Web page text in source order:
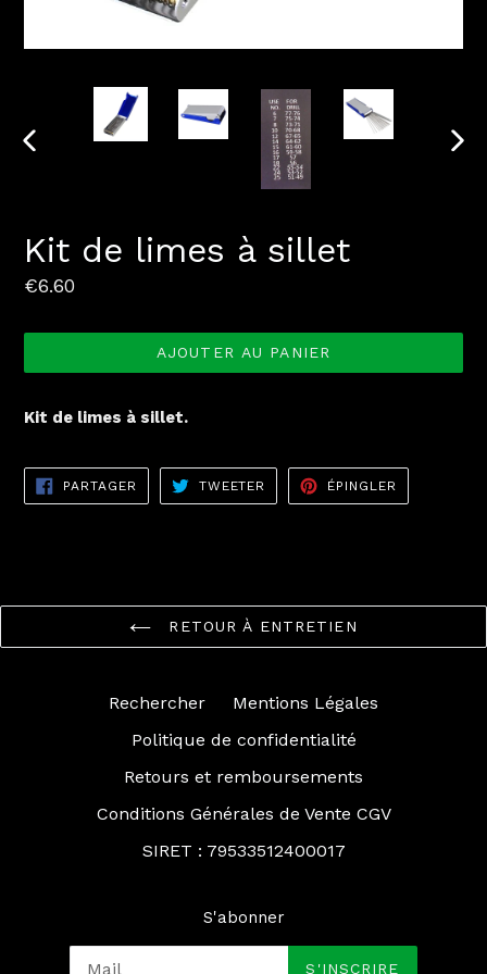
Kit de limes à sillet
Prix
€6.60
AJOUTER AU PANIER
Kit de limes à sillet.
PARTAGER PARTAGER
FACEBOOK
TWEETER TWEETER
TWITTER
ÉPINGLER
PINTEREST
RETOUR À ENTRETIEN
Rechercher
Mentions Légales
Politique de confidentialité
Retours et remboursements
Conditions Générales de Vente CGV
SIRET : 79533512400017
S'abonner
S'INSCRIRE